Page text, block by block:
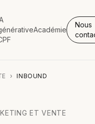
Académie
Nous
›
INBOUND
ET VENTE